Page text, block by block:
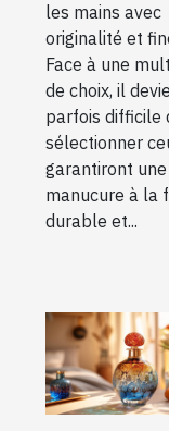
les mains avec
originalité et
Face à une
de choix, il
parfois difficile
sélectionner
garantiront une
manucure à la
durable et...